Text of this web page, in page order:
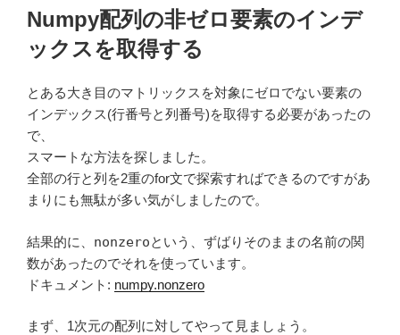
Numpy配列の非ゼロ要素のインデ
ックスを取得する
とある大き目のマトリックスを対象にゼロでない要素の
インデックス(行番号と列番号)を取得する必要があったの
で、
スマートな方法を探しました。
全部の行と列を2重のfor文で探索すればできるのですがあ
まりにも無駄が多い気がしましたので。
結果的に、 nonzeroという、ずばりそのままの名前の関
数があったのでそれを使っています。
ドキュメント: numpy.nonzero
まず、1次元の配列に対してやって見ましょう。